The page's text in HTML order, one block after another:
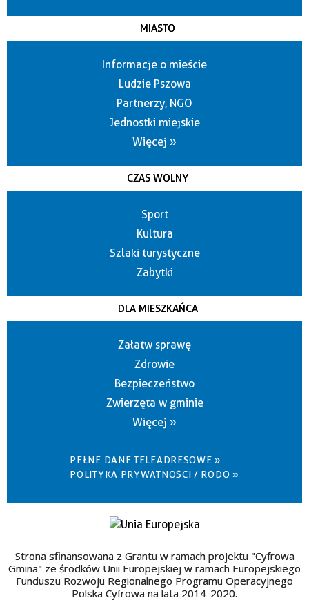
MIASTO
Informacje o mieście
Ludzie Pszowa
Partnerzy, NGO
Jednostki miejskie
Więcej »
CZAS WOLNY
Sport
Kultura
Szlaki turystyczne
Zabytki
DLA MIESZKAŃCA
Załatw sprawę
Zdrowie
Bezpieczeństwo
Zwierzęta w gminie
Więcej »
PEŁNE DANE TELEADRESOWE »
POLITYKA PRYWATNOŚCI / RODO »
Strona sfinansowana z Grantu w ramach projektu "Cyfrowa
Gmina" ze środków Unii Europejskiej w ramach Europejskiego
Funduszu Rozwoju Regionalnego Programu Operacyjnego
Polska Cyfrowa na lata 2014-2020.